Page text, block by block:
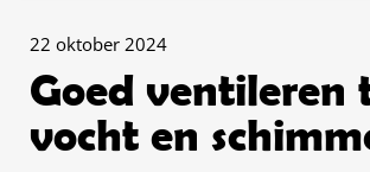
22 oktober 2024
Goed ventileren
vocht en